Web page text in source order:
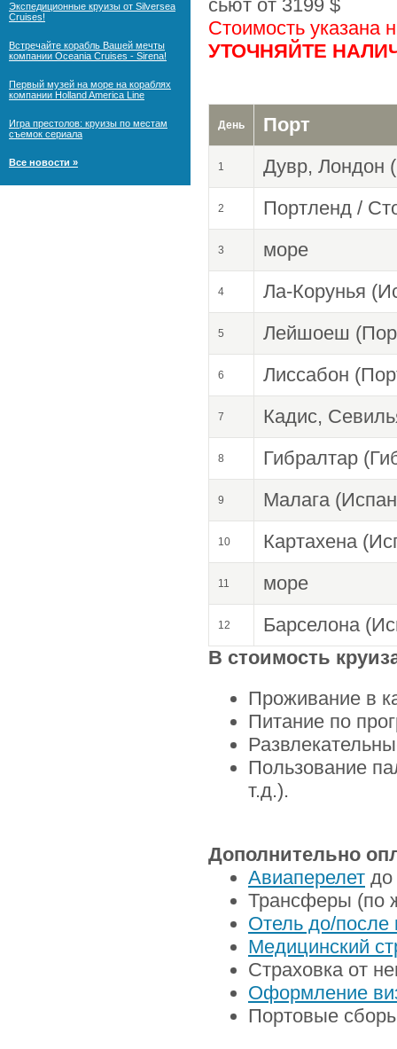
Экспедиционные круизы от Silversea
Cruises!
Встречайте корабль Вашей мечты
компании Oceania Cruises - Sirena!
Первый музей на море на кораблях
компании Holland America Line
Игра престолов: круизы по местам
съемок сериала
Все новости »
сьют от 3199 $
Стоимость указана
УТОЧНЯЙТЕ
День Порт
1 Дувр, Лондон
2 Портленд /
3 море
4 Ла-Корунья
5 Лейшоеш
6 Лиссабон
7 Кадиc,
8 Гибралтар
9 Малага
10 Картахена
11 море
12
Барселона
В стоимость
Проживание в
Питание по
Пользование
т.д.).
Дополнительно
Авиаперелет до
Трансферы (по
Отель до/после
Медицинский
Страховка от
Оформление
Портовые